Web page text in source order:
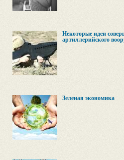
Некоторые идеи
артиллерийского
Зеленая экономика